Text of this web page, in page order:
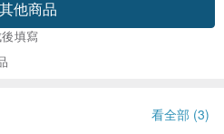
他商品
後填寫
看全部 (3)